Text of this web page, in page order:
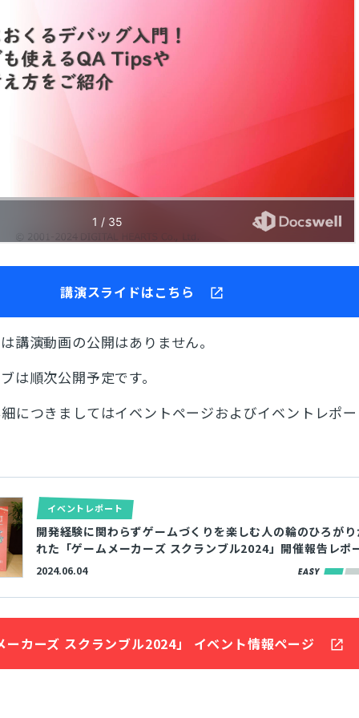
講演スライドはこちら
講演動画の公開はありません。
は順次公開予定です。
につきましてはイベントページおよびイベントレポ
イベントレポート
開発経験に関わらずゲームづくりを楽しむ人の輪のひろが
れた「ゲームメーカーズ スクランブル2024」開催報告レポ
2024.06.04
ーカーズ スクランブル2024」 イベント情報ページ
検索